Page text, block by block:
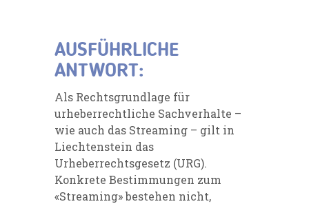
AUSFÜHRLICHE
ANTWORT:
Als Rechtsgrundlage für
urheberrechtliche Sachverhalte –
wie auch das Streaming – gilt in
Liechtenstein das
Urheberrechtsgesetz (URG).
Konkrete Bestimmungen zum
«Streaming» bestehen nicht,